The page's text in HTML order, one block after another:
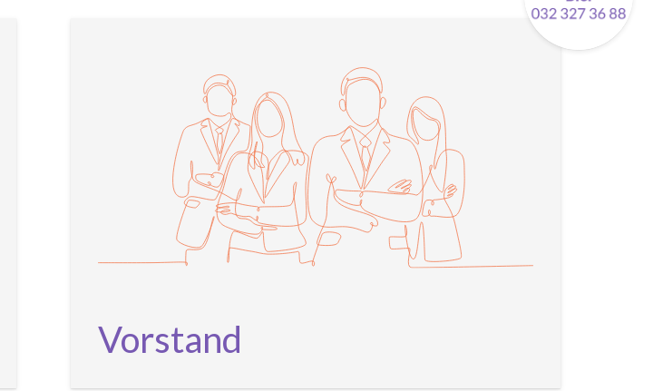
Vorstand